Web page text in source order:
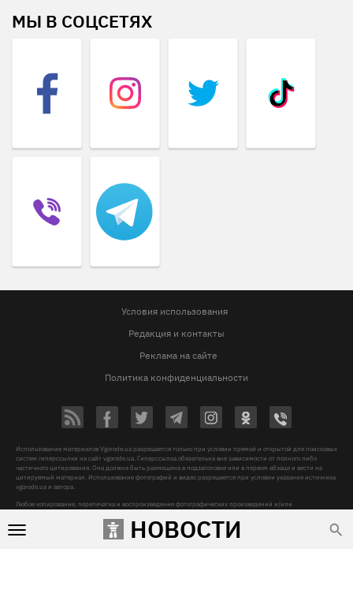
НОВОСТИ
МЫ В СОЦСЕТЯХ
Условия использования
Редакция и контакты
Реклама на сайте
Политика конфиденциальности
Использование материалов Vgorode.ua разрешается только при условии прямой и открытой для поисковых
систем гиперссылки на сайт vgorode.ua. Гиперссылка обязательна вне зависимости от полного либо
частичного цитирования. Она должна быть размещена в подзаголовке или в первом абзаце и вести на
цитируемый материал. Использование фотографий и видео разрешается при условии указания источника
vgorode.ua и автора.
Любое копирование, перепечатка и воспроизведение фотографических произведений и/или
Субъект в сфере онлайн-медиа, Название онлайн-медиа - «VGORODE», Адрес: 02091, місто Київ,
ХАРКІВСЬКЕ ШОСЕ, будинок 172-Б, офіс 208/1, E-mail:
sunlight@mediadim.com.ua